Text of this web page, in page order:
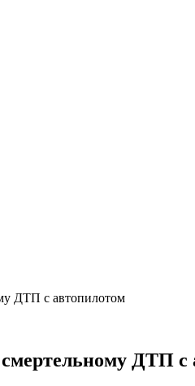
ДТП с автопилотом
ДТП с